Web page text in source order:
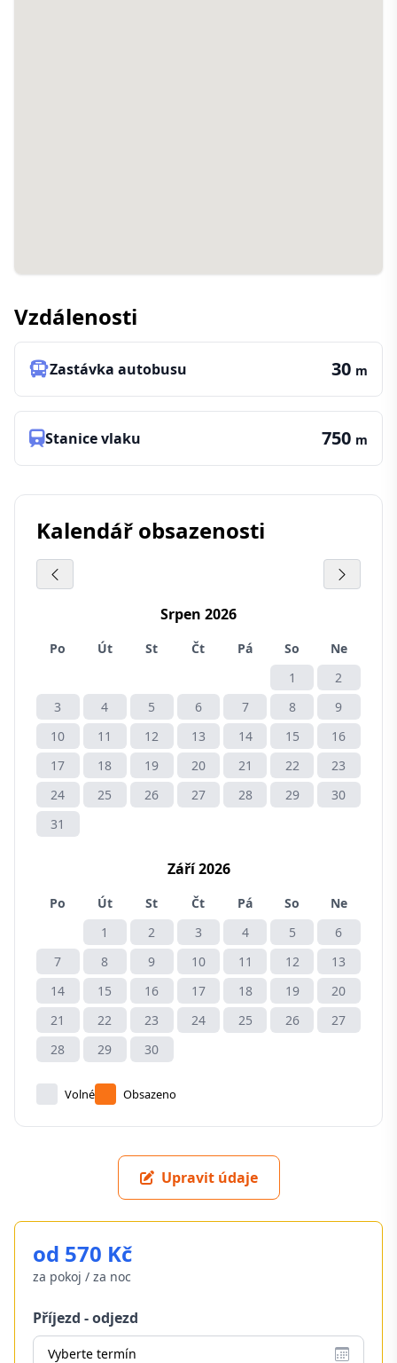
Vzdálenosti
Zastávka autobusu 30 m
Stanice vlaku 750 m
Kalendář obsazenosti
Srpen 2026
Po Út St Čt Pá So
Ne
1
2
3
4 5 6 7 8
9
10
11 12 13 14 15
16
17
18 19 20 21 22
23
24
25 26 27 28 29
30
31
Září 2026
Po Út St Čt Pá So
Ne
1
2 3 4 5
6
7
8 9 10 11 12
13
14
15 16 17 18 19
20
21
22 23 24 25 26
27
28
29 30
Volné Obsazeno
Upravit údaje
od 570 Kč
za pokoj / za noc
Příjezd - odjezd
Vyberte termín